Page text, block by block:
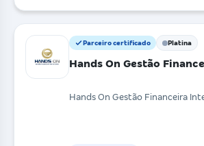
Parceiro certificado Platina
Hands On Gestão
Hands On Gestão Financeira